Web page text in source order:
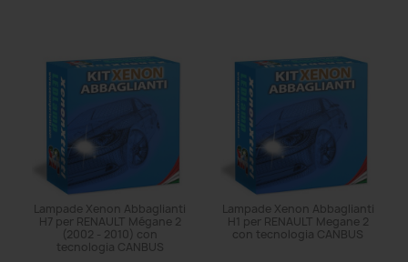
Lampade Xenon Abbaglianti
H7 per RENAULT Mégane 2
(2002 - 2010) con
tecnologia CANBUS
Lampade Xenon Abbaglianti
H1 per RENAULT Megane 2
con tecnologia CANBUS